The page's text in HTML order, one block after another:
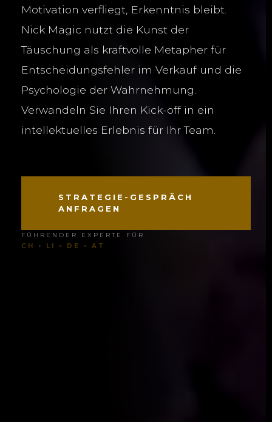
Motivation verfliegt, Erkenntnis bleibt.
Nick Magic nutzt die Kunst der
Täuschung als kraftvolle Metapher für
Entscheidungsfehler im Verkauf und die
Psychologie der Wahrnehmung.
Verwandeln Sie Ihren Kick-off in ein
intellektuelles Erlebnis für Ihr Team.
STRATEGIE-GESPRÄCH
ANFRAGEN
FÜHRENDER EXPERTE FÜR
CH • LI • DE • AT